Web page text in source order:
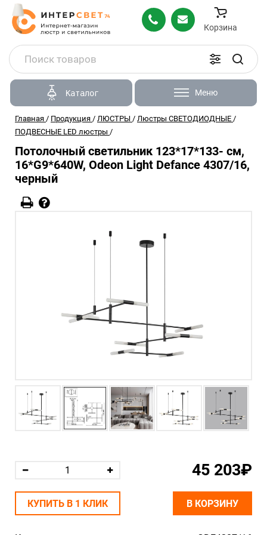
Корзина
Каталог Меню
Главная / Продукция / ЛЮСТРЫ / Люстры СВЕТОДИОДНЫЕ /
ПОДВЕСНЫЕ LED люстры /
Потолочный светильник 123*17*133- см,
16*G9*640W, Odeon Light Defance 4307/16,
черный
45 203₽
КУПИТЬ В 1 КЛИК В КОРЗИНУ